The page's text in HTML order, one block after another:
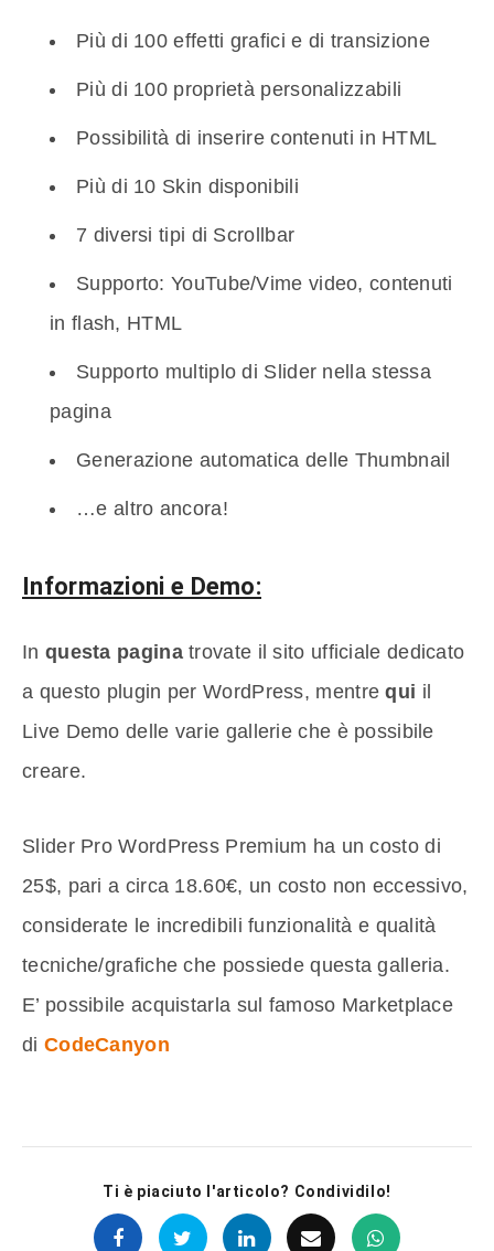
Più di 100 effetti grafici e di transizione
Più di 100 proprietà personalizzabili
Possibilità di inserire contenuti in HTML
Più di 10 Skin disponibili
7 diversi tipi di Scrollbar
Supporto: YouTube/Vime video, contenuti
in flash, HTML
Supporto multiplo di Slider nella stessa
pagina
Generazione automatica delle Thumbnail
…e altro ancora!
Informazioni e Demo:
In questa paginatrovate il sito ufficiale dedicato
a questo plugin per WordPress, mentrequi il
Live Demo delle varie gallerie che è possibile
creare.
Slider Pro WordPress Premium ha un costo di
25$, pari a circa 18.60€, un costo non eccessivo,
considerate le incredibili funzionalità e qualità
tecniche/grafiche che possiede questa galleria.
E’ possibile acquistarla sul famoso Marketplace
di CodeCanyon
Ti è piaciuto l'articolo? Condividilo!